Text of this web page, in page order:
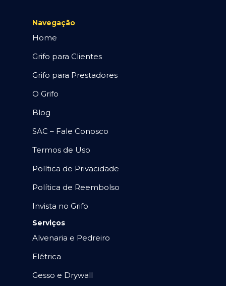
Navegação
Home
Grifo para Clientes
Grifo para Prestadores
O Grifo
Blog
SAC – Fale Conosco
Termos de Uso
Política de Privacidade
Política de Reembolso
Invista no Grifo
Serviços
Alvenaria e Pedreiro
Elétrica
Gesso e Drywall